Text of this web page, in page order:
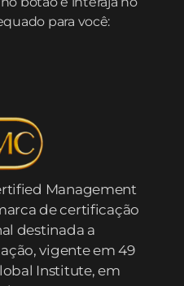
para você:
Management
de certificação
destinada a
vigente em 49
Institute, em